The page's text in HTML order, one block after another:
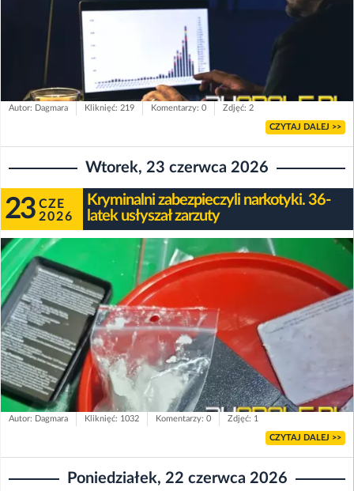
Autor: Dagmara Kliknięć: 219 Komentarzy: 0 Zdjęć: 2
CZYTAJ DALEJ >>
Wtorek, 23 czerwca 2026
23 CZE
2026
Kryminalni zabezpieczyli narkotyki. 36-
latek usłyszał zarzuty
Autor: Dagmara Kliknięć: 1032 Komentarzy: 0 Zdjęć: 1
CZYTAJ DALEJ >>
Poniedziałek, 22 czerwca 2026